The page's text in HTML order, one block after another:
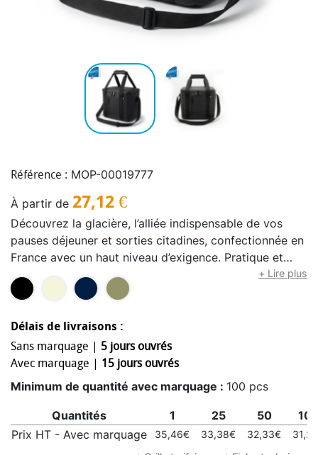
Référence : MOP-00019777
À partir de 27,12 €
Découvrez la glacière, l’alliée indispensable de vos
pauses déjeuner et sorties citadines, confectionnée en
France avec un haut niveau d’exigence. Pratique et
élégante, elle séduit par son design moderne et épuré,
pensé pour vous accompagner partout avec style. Son
efficacement boissons et collations au frais, tandis que
la poche frontale offre un accès rapide à vos petits
essentiels. Fonctionnelle et confortable, elle est
idéale pour un transport facile à pied ou à vélo.
Conçue pour durer, cette glacière est fabriquée en
polyuréthane recyclé certifié GRS, donnant une
seconde vie aux matériaux tout en limitant l’impact
+ Lire plus
Délais de livraisons :
Sans marquage | 5 jours ouvrés
Avec marquage | 15 jours ouvrés
Minimum de quantité avec marquage : 100 pcs
Quantités 1 25 50
Prix HT - Avec marquage
35,46€ 33,38€ 32,33€